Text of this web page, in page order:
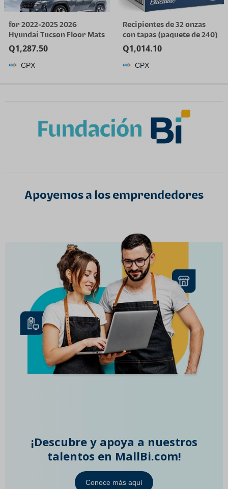
for 2022-2025 2026
Hyundai Tucson Floor Mats
(Gas Models Only) | All-
Weather TPE Car Mats &
Cargo Liner, Custom Fit for
Q1,287.50
CPX
Recipientes de 32 onzas
con tapas (paquete de 240)
a granel – Recipiente de
plástico de cuarto de galón
con tapa, desechable, 32
Q1,014.10
CPX
Apoyemos a los emprendedores​
¡Descubre y apoya a nuestros
talentos en MallBi.com!
Conoce más aquí